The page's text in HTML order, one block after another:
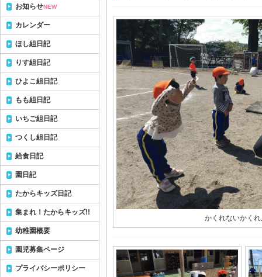
かくれないかく
お知らせNEW
カレンダー
ほし組日記
りす組日記
ひよこ組日記
もも組日記
いちご組日記
つくし組日記
給食日記
園日記
たからキッズ日記
集まれ！たからキッズ!!
幼稚園概要
園児募集ページ
プライバシーポリシー